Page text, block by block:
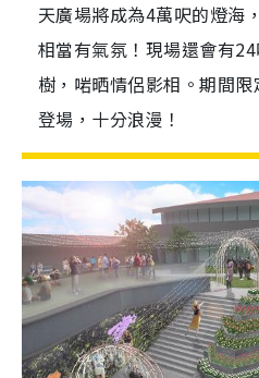
天廣場將成為4萬呎的燈海
相當有氣氛！現場還會有
樹，啱晒情侶影相。期間
登場，十分浪漫！